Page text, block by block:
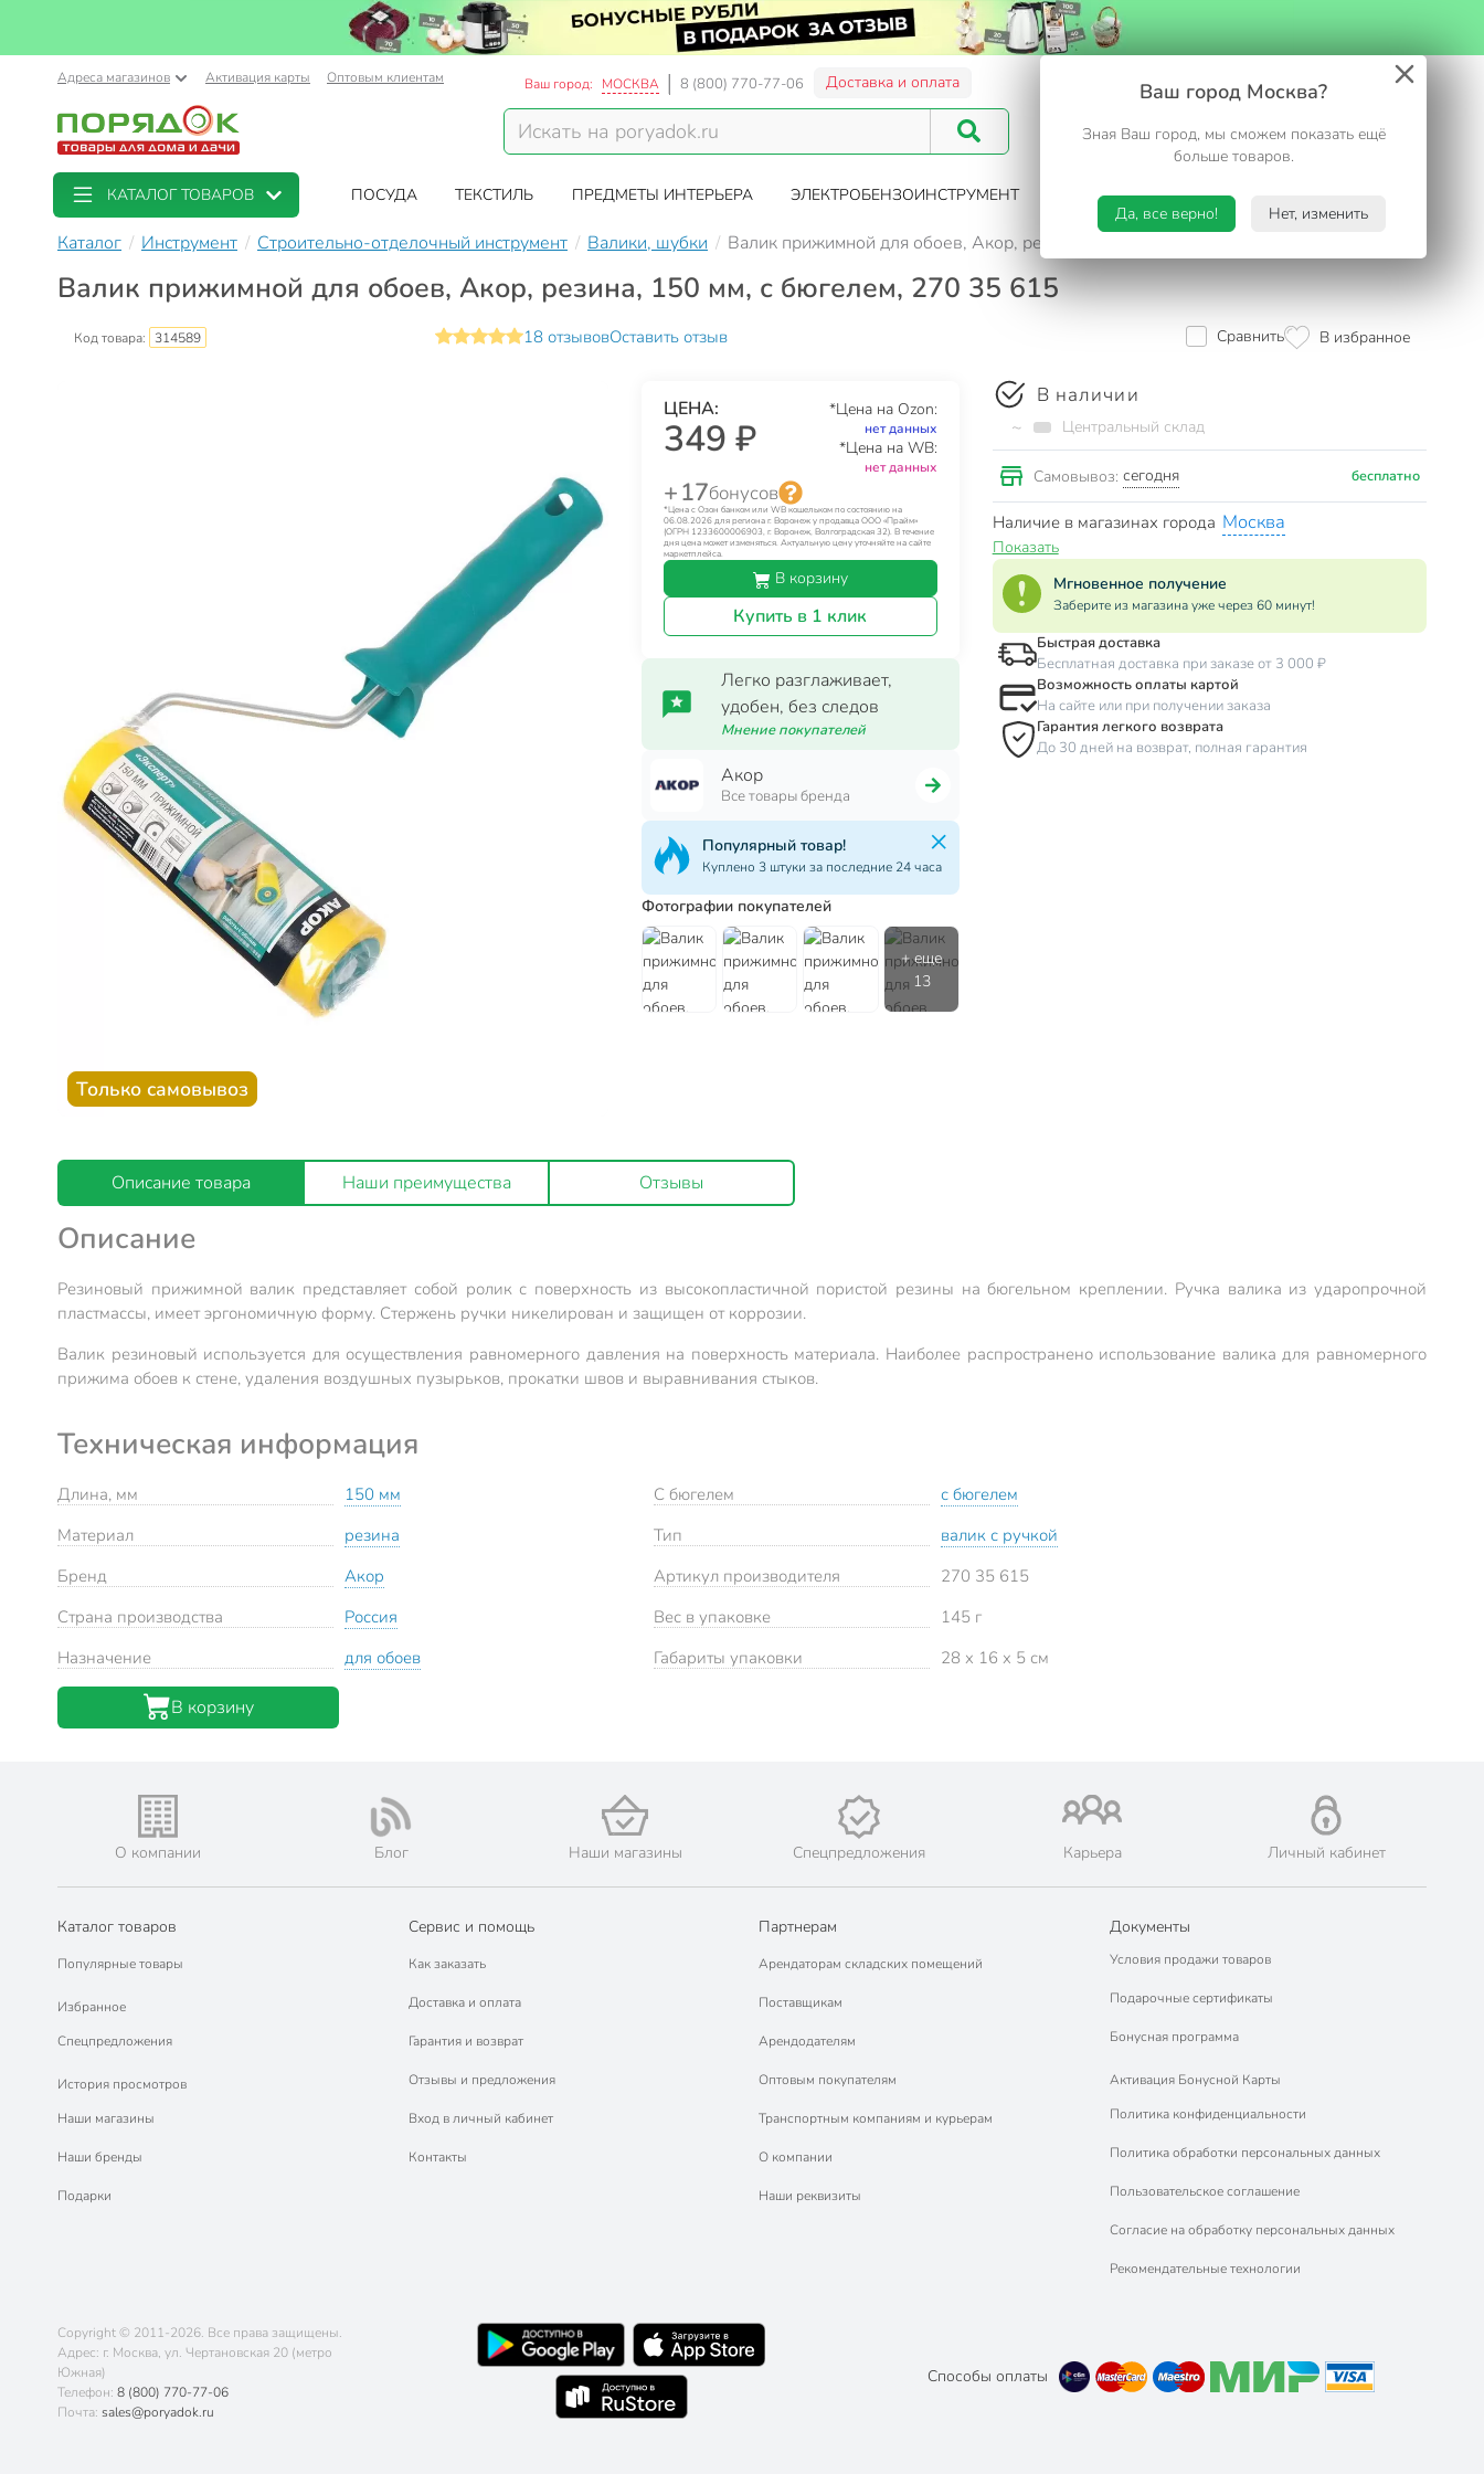
Ваш город Москва?
Зная Ваш город, мы сможем показать ещё
больше товаров.
Да, все верно! Нет, изменить
Адреса магазинов Активация карты Оптовым клиентам Ваш город: МОСКВА 8 (800) 770-77-06 Доставка и оплата
Корзина
КАТАЛОГ ТОВАРОВ ПОСУДА ТЕКСТИЛЬ ПРЕДМЕТЫ ИНТЕРЬЕРА ЭЛЕКТРОБЕНЗОИНСТРУМЕНТ САД И ОГОРОД ТУРИЗМ. ОТДЫХ НА ДАЧЕ
Каталог Инструмент Строительно-отделочный инструмент Валики, шубки Валик прижимной для обоев, Акор, резина, 150 мм, с бюгелем, 270 35 615
Валик прижимной для обоев, Акор, резина, 150 мм, с бюгелем, 270 35 615
Код товара: 314589 18 отзывовОставить отзыв Сравнить В избранное
Только самовывоз
ЦЕНА:
349 ₽
*Цена на Ozon:
нет данных
*Цена на WB:
нет данных
+ 17бонусов
*Цена с Озон банком или WB кошельком по состоянию на
06.08.2026 для региона г. Воронеж у продавца ООО «Прайм»
(ОГРН 1233600006903, г. Воронеж, Волгоградская 32). В течение
дня цена может изменяться. Актуальную цену уточняйте на сайте
маркетплейса.
В корзину
Купить в 1 клик
Легко разглаживает,
удобен, без следов
Мнение покупателей
Акор
Все товары бренда
Популярный товар!
Куплено 3 штуки за последние 24 часа
Фотографии покупателей
В наличии
~ Центральный склад
Самовывоз: сегодня бесплатно
Наличие в магазинах города Москва
Показать
Мгновенное получение
Заберите из магазина уже через 60 минут!
Быстрая доставка
Бесплатная доставка при заказе от 3 000 ₽
Возможность оплаты картой
На сайте или при получении заказа
Гарантия легкого возврата
До 30 дней на возврат, полная гарантия
Описание товара Наши преимущества Отзывы
Описание
Резиновый прижимной валик представляет собой ролик с поверхность из высокопластичной пористой резины на бюгельном креплении. Ручка валика из ударопрочной
пластмассы, имеет эргономичную форму. Стержень ручки никелирован и защищен от коррозии.
Валик резиновый используется для осуществления равномерного давления на поверхность материала. Наиболее распространено использование валика для равномерного
прижима обоев к стене, удаления воздушных пузырьков, прокатки швов и выравнивания стыков.
Техническая информация
Длина, мм
150 мм
Материал
резина
Бренд
Акор
Страна производства
Россия
Назначение
для обоев
С бюгелем
с бюгелем
Тип
валик с ручкой
Артикул производителя
270 35 615
Вес в упаковке
145 г
Габариты упаковки
28 x 16 x 5 см
В корзину
О компании Блог Наши магазины Спецпредложения Карьера Личный кабинет
Каталог товаров
Популярные товары
Избранное
Спецпредложения
История просмотров
Наши магазины
Наши бренды
Подарки
Сервис и помощь
Как заказать
Доставка и оплата
Гарантия и возврат
Отзывы и предложения
Вход в личный кабинет
Контакты
Партнерам
Арендаторам складских помещений
Поставщикам
Арендодателям
Оптовым покупателям
Транспортным компаниям и курьерам
О компании
Наши реквизиты
Документы
Условия продажи товаров
Подарочные сертификаты
Бонусная программа
Активация Бонусной Карты
Политика конфиденциальности
Политика обработки персональных данных
Пользовательское соглашение
Согласие на обработку персональных данных
Рекомендательные технологии
Copyright © 2011-2026. Все права защищены.
Адрес: г. Москва, ул. Чертановская 20 (метро
Южная)
Телефон: 8 (800) 770-77-06
Почта: sales@poryadok.ru
Способы оплаты